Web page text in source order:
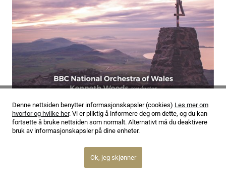
05.02.26
Christopher Gunning: He’s the Right One
Denne nettsiden benytter informasjonskapsler (cookies) Les mer om
hvorfor og hvilke her. Vi er pliktig å informere deg om dette, og du kan
fortsette å bruke nettsiden som normalt. Alternativt må du deaktivere
bruk av informasjonskapsler på dine enheter.
Ok, jeg skjønner